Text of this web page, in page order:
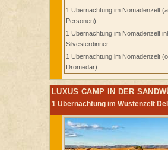
1 Übernachtung im Nomadenzelt
Personen)
1 Übernachtung im Nomadenzelt
Silvesterdinner
1 Übernachtung im Nomadenzelt
Dromedar)
LUXUS CAMP IN DER
1 Übernachtung im Wüstenzelt